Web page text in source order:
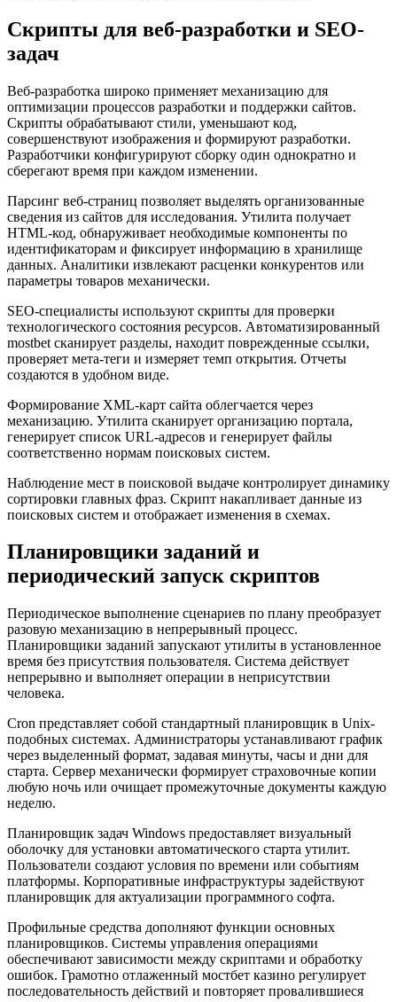
Скрипты для веб-разработки и SEO-
задач
Веб-разработка широко применяет механизацию для
оптимизации процессов разработки и поддержки сайтов.
Скрипты обрабатывают стили, уменьшают код,
совершенствуют изображения и формируют разработки.
Разработчики конфигурируют сборку один однократно и
сберегают время при каждом изменении.
Парсинг веб-страниц позволяет выделять организованные
сведения из сайтов для исследования. Утилита получает
HTML-код, обнаруживает необходимые компоненты по
идентификаторам и фиксирует информацию в хранилище
данных. Аналитики извлекают расценки конкурентов или
параметры товаров механически.
SEO-специалисты используют скрипты для проверки
технологического состояния ресурсов. Автоматизированный
mostbet сканирует разделы, находит поврежденные ссылки,
проверяет мета-теги и измеряет темп открытия. Отчеты
создаются в удобном виде.
Формирование XML-карт сайта облегчается через
механизацию. Утилита сканирует организацию портала,
генерирует список URL-адресов и генерирует файлы
соответственно нормам поисковых систем.
Наблюдение мест в поисковой выдаче контролирует динамику
сортировки главных фраз. Скрипт накапливает данные из
поисковых систем и отображает изменения в схемах.
Планировщики заданий и
периодический запуск скриптов
Периодическое выполнение сценариев по плану преобразует
разовую механизацию в непрерывный процесс.
Планировщики заданий запускают утилиты в установленное
время без присутствия пользователя. Система действует
непрерывно и выполняет операции в неприсутствии
человека.
Cron представляет собой стандартный планировщик в Unix-
подобных системах. Администраторы устанавливают график
через выделенный формат, задавая минуты, часы и дни для
старта. Сервер механически формирует страховочные копии
любую ночь или очищает промежуточные документы каждую
неделю.
Планировщик задач Windows предоставляет визуальный
оболочку для установки автоматического старта утилит.
Пользователи создают условия по времени или событиям
платформы. Корпоративные инфраструктуры задействуют
планировщик для актуализации программного софта.
Профильные средства дополняют функции основных
планировщиков. Системы управления операциями
обеспечивают зависимости между скриптами и обработку
ошибок. Грамотно отлаженный мостбет казино регулирует
последовательность действий и повторяет провалившиеся